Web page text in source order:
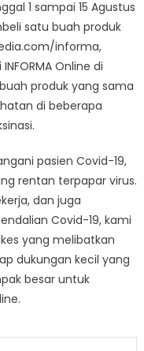
1 sampai 15 Agustus
satu buah produk
informa,
Online di
produk yang sama
di beberapa
pasien Covid-19,
rentan terpapar virus.
dan juga
Covid-19, kami
yang melibatkan
dukungan kecil yang
besar untuk